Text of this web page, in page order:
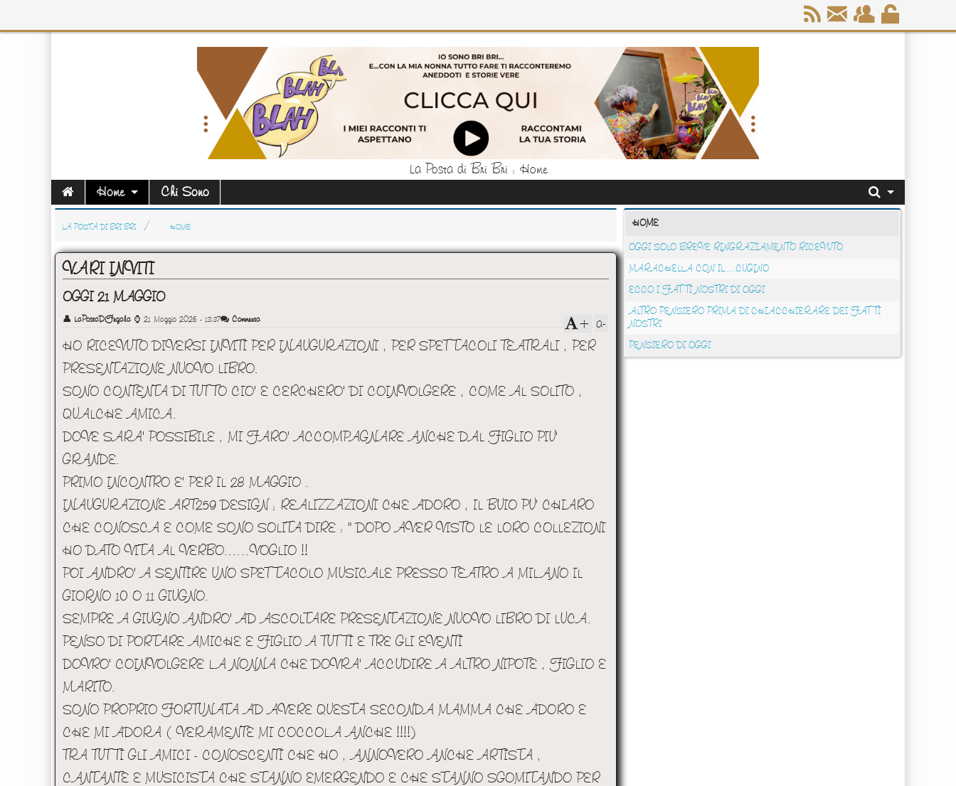
La Posta di Bri Bri : Home
Home
Chi Sono
LA POSTA DI BRI BRI HOME
VARI INVITI
OGGI 21 MAGGIO
👤 LaPostaDiFegala ⌚ 21 Maggio 2026 - 13:37 Commenta a-
+
HO RICEVUTO DIVERSI INVITI PER INAUGURAZIONI , PER SPETTACOLI TEATRALI , PER
PRESENTAZIONE NUOVO LIBRO.
SONO CONTENTA DI TUTTO CIO' E CERCHERO' DI COINVOLGERE , COME AL SOLITO ,
QUALCHE AMICA.
DOVE SARA' POSSIBILE , MI FARO' ACCOMPAGNARE ANCHE DAL FIGLIO PIU'
GRANDE.
PRIMO INCONTRO E' PER IL 28 MAGGIO .
INAUGURAZIONE ART259 DESIGN ; REALIZZAZIONI CHE ADORO , IL BUIO PU' CHIARO
CHE CONOSCA E COME SONO SOLITA DIRE : " DOPO AVER VISTO LE LORO COLLEZIONI
HO DATO VITA AL VERBO......VOGLIO !!
POI ANDRO' A SENTIRE UNO SPETTACOLO MUSICALE PRESSO TEATRO A MILANO IL
GIORNO 10 O 11 GIUGNO.
SEMPRE A GIUGNO ANDRO' AD ASCOLTARE PRESENTAZIONE NUOVO LIBRO DI LUCA.
PENSO DI PORTARE AMICHE E FIGLIO A TUTTI E TRE GLI EVENTI
DOVRO' COINVOLGERE LA NONNA CHE DOVRA' ACCUDIRE A ALTRO NIPOTE , FIGLIO E
MARITO.
SONO PROPRIO FORTUNATA AD AVERE QUESTA SECONDA MAMMA CHE ADORO E
CHE MI ADORA ( VERAMENTE MI COCCOLA ANCHE !!!!)
TRA TUTTI GLI AMICI - CONOSCENTI CHE HO , ANNOVERO ANCHE ARTISTA ,
CANTANTE E MUSICISTA CHE STANNO EMERGENDO E CHE STANNO SGOMITANDO PER
HOME
OGGI SOLO BREVE RINGRAZIAMENTO RICEVUTO
MARACHELLA CON IL....CUGINO
ECCO I FATTI NOSTRI DI OGGI
ALTRO PENSIERO PRIMA DI CHIACCHIERARE DEI FATTI
NOSTRI
PENSIERO DI OGGI